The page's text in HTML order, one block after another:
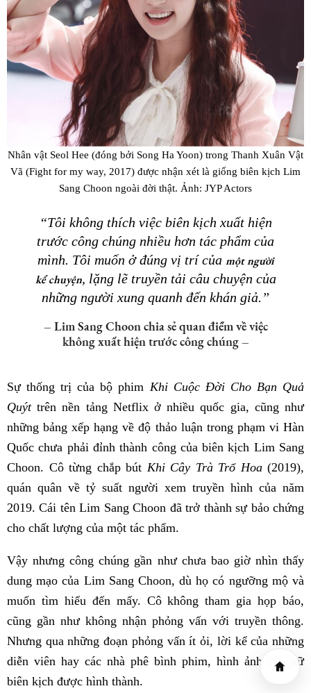
Nhân vật Seol Hee (đóng bởi Song Ha Yoon) trong Thanh Xuân Vật
Vã (Fight for my way, 2017) được nhận xét là giống biên kịch Lim
Sang Choon ngoài đời thật. Ảnh: JYP Actors
“Tôi không thích việc biên kịch xuất hiện
trước công chúng nhiều hơn tác phẩm của
mình. Tôi muốn ở đúng vị trí của một người
kể chuyện, lặng lẽ truyền tải câu chuyện của
những người xung quanh đến khán giả.”
– Lim Sang Choon chia sẻ quan điểm về việc
không xuất hiện trước công chúng –
Sự thống trị của bộ phim Khi Cuộc Đời Cho Bạn Quả
Quýttrên nền tảng Netflix ở nhiều quốc gia, cũng như
những bảng xếp hạng về độ thảo luận trong phạm vi Hàn
Quốc chưa phải đỉnh thành công của biên kịch Lim Sang
Choon. Cô từng chắp bút Khi Cây Trà Trổ Hoa(2019),
quán quân về tỷ suất người xem truyền hình của năm
2019. Cái tên Lim Sang Choon đã trở thành sự bảo chứng
cho chất lượng của một tác phẩm.
Vậy nhưng công chúng gần như chưa bao giờ nhìn thấy
dung mạo của Lim Sang Choon, dù họ có ngưỡng mộ và
muốn tìm hiểu đến mấy. Cô không tham gia họp báo,
cũng gần như không nhận phỏng vấn với truyền thông.
Nhưng qua những đoạn phỏng vấn ít ỏi, lời kể của những
diễn viên hay các nhà phê bình phim, hình ảnh của nữ
biên kịch được hình thành.